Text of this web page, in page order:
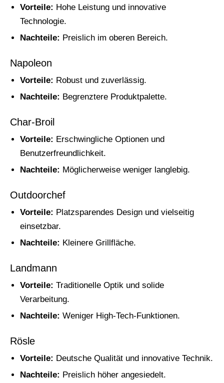
Vorteile: Hohe Leistung und innovative
Technologie.
Nachteile: Preislich im oberen Bereich.
Napoleon
Vorteile: Robust und zuverlässig.
Nachteile: Begrenztere Produktpalette.
Char-Broil
Vorteile: Erschwingliche Optionen und
Benutzerfreundlichkeit.
Nachteile: Möglicherweise weniger langlebig.
Outdoorchef
Vorteile: Platzsparendes Design und vielseitig
einsetzbar.
Nachteile: Kleinere Grillfläche.
Landmann
Vorteile: Traditionelle Optik und solide
Verarbeitung.
Nachteile: Weniger High-Tech-Funktionen.
Rösle
Vorteile: Deutsche Qualität und innovative Technik.
Nachteile: Preislich höher angesiedelt.